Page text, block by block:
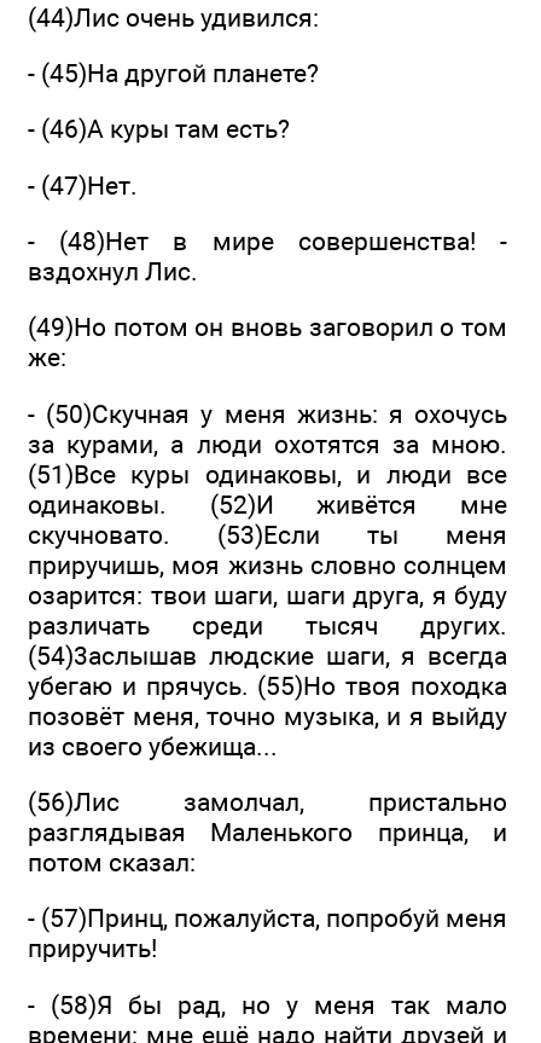
(44)Лис очень удивился:
- (45)На другой планете?
- (46)А куры там есть?
- (47)Нет.
- (48)Нет в мире совершенства! -
вздохнул Лис.
(49)Но потом он вновь заговорил о том
же:
- (50)Скучная у меня жизнь: я охочусь
за курами, а люди охотятся за мною.
(51)Все куры одинаковы, и люди все
одинаковы. (52)И живётся мне
скучновато. (53)Если ты меня
приручишь, моя жизнь словно солнцем
озарится: твои шаги, шаги друга, я буду
различать среди тысяч других.
(54)3аслышав людские шаги, я всегда
убегаю и прячусь. (55)Но твоя походка
позовёт меня, точно музыка, и я выйду
из своего убежища...
(56)Лис замолчал, пристально
разглядывая Маленького принца, и
потом сказал:
- (57)Принц, пожалуйста, попробуй меня
приручить!
- (58)Я бы рад, но у меня так мало
времени: мне ещё надо найти друзей и